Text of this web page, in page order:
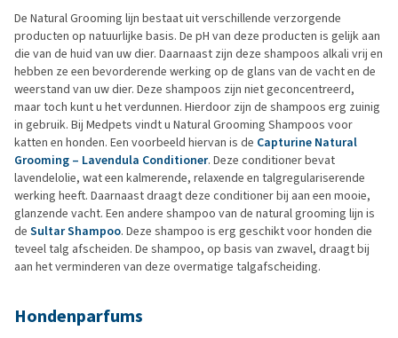
De Natural Grooming lijn bestaat uit verschillende verzorgende
producten op natuurlijke basis. De pH van deze producten is gelijk aan
die van de huid van uw dier. Daarnaast zijn deze shampoos alkali vrij en
hebben ze een bevorderende werking op de glans van de vacht en de
weerstand van uw dier. Deze shampoos zijn niet geconcentreerd,
maar toch kunt u het verdunnen. Hierdoor zijn de shampoos erg zuinig
in gebruik. Bij Medpets vindt u Natural Grooming Shampoos voor
katten en honden. Een voorbeeld hiervan is de Capturine Natural
Grooming – Lavendula Conditioner. Deze conditioner bevat
lavendelolie, wat een kalmerende, relaxende en talgregulariserende
werking heeft. Daarnaast draagt deze conditioner bij aan een mooie,
glanzende vacht. Een andere shampoo van de natural grooming lijn is
de Sultar Shampoo. Deze shampoo is erg geschikt voor honden die
teveel talg afscheiden. De shampoo, op basis van zwavel, draagt bij
aan het verminderen van deze overmatige talgafscheiding.
Hondenparfums